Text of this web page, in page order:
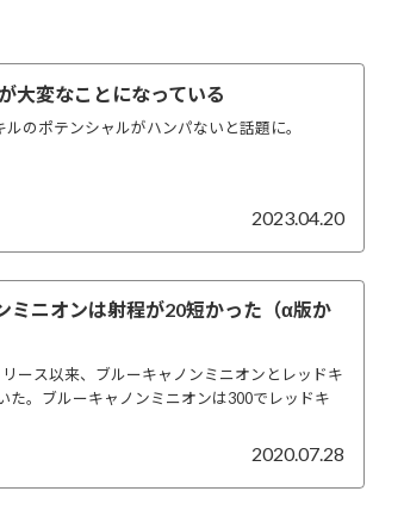
大変なことになっている
のポテンシャルがハンパないと話題に。
2023.04.20
ミニオンは射程が20短かった（α版か
ース以来、ブルーキャノンミニオンとレッドキ
た。ブルーキャノンミニオンは300でレッドキ
2020.07.28